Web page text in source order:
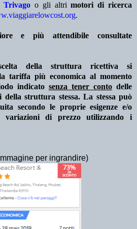
Trivago o gli altrimotori di ricerca
.
e più attendibile consultate
della struttura ricettiva si
tariffa più economica al momento
indicato senza tener conto delle
della struttura stessa. La stessa può
secondo le proprie esigenze e/o
variazioni di prezzo utilizzando i
per ingrandire)